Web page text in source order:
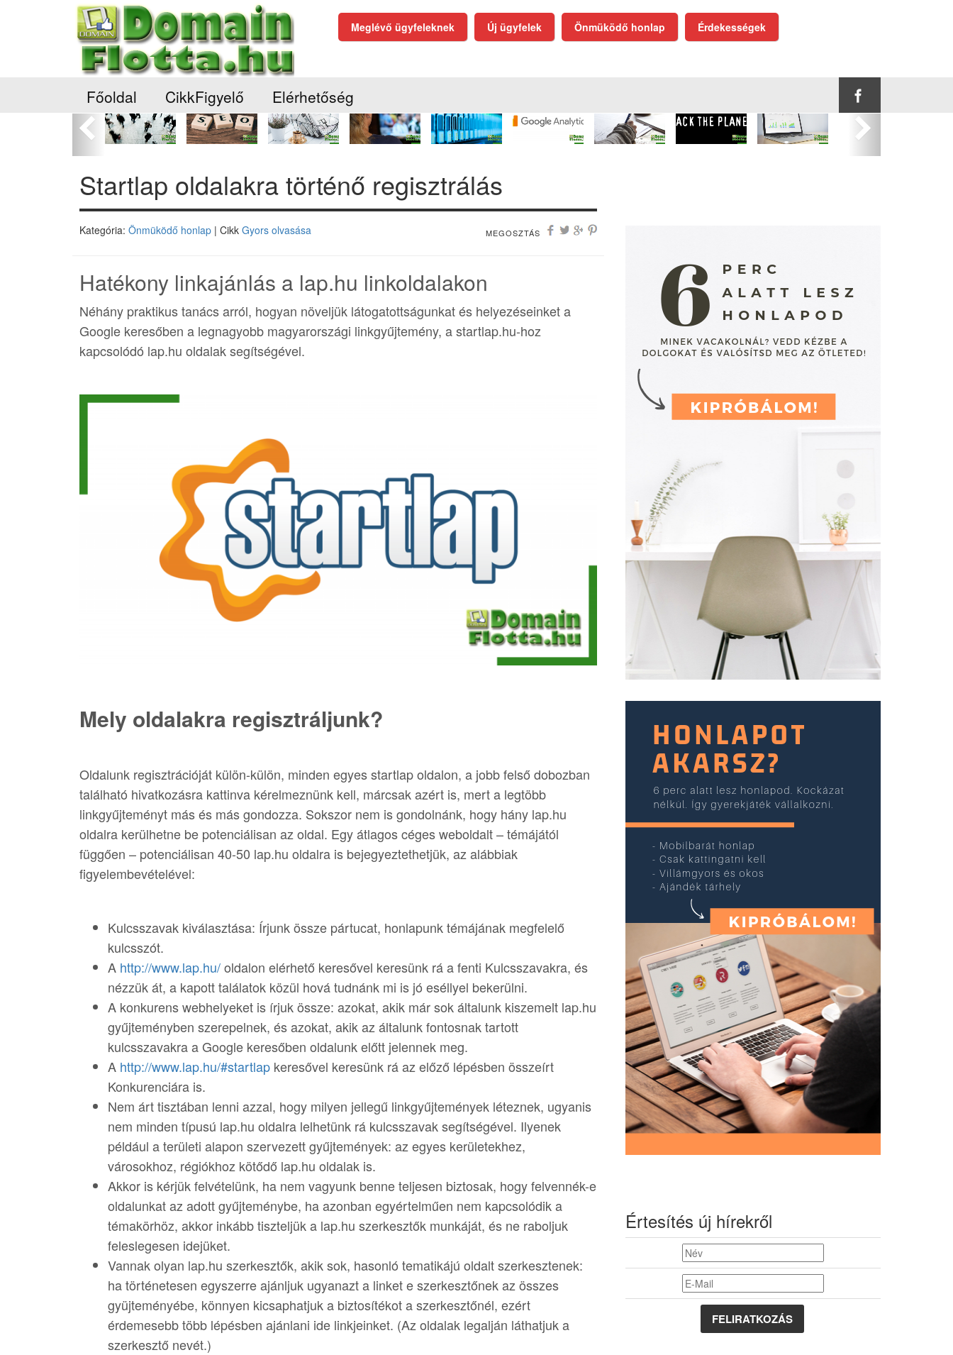
Meglévő ügyfeleknek Új ügyfelek Önmüködő honlap Érdekességek
Főoldal CikkFigyelő Elérhetőség
Előző Következő
Startlap oldalakra történő regisztrálás
Kategória: Önmüködő honlap | Cikk Gyors olvasása MEGOSZTÁS
Hatékony linkajánlás a lap.hu linkoldalakon
Néhány praktikus tanács arról, hogyan növeljük látogatottságunkat és helyezéseinket a
Google keresőben a legnagyobb magyarországi linkgyűjtemény, a startlap.hu-hoz
kapcsolódó lap.hu oldalak segítségével.
Mely oldalakra regisztráljunk?
Oldalunk regisztrációját külön-külön, minden egyes startlap oldalon, a jobb felső dobozban
található hivatkozásra kattinva kérelmeznünk kell, márcsak azért is, mert a legtöbb
linkgyűjteményt más és más gondozza. Sokszor nem is gondolnánk, hogy hány lap.hu
oldalra kerülhetne be potenciálisan az oldal. Egy átlagos céges weboldalt – témájától
függően – potenciálisan 40-50 lap.hu oldalra is bejegyeztethetjük, az alábbiak
figyelembevételével:
Kulcsszavak kiválasztása: Írjunk össze pártucat, honlapunk témájának megfelelő
kulcsszót.
A http://www.lap.hu/oldalon elérhető keresővel keresünk rá a fenti Kulcsszavakra, és
nézzük át, a kapott találatok közül hová tudnánk mi is jó eséllyel bekerülni.
A konkurens webhelyeket is írjuk össze: azokat, akik már sok általunk kiszemelt lap.hu
gyűjteményben szerepelnek, és azokat, akik az általunk fontosnak tartott
kulcsszavakra a Google keresőben oldalunk előtt jelennek meg.
A http://www.lap.hu/#startlap keresővel keresünk rá az előző lépésben összeírt
Konkurenciára is.
Nem árt tisztában lenni azzal, hogy milyen jellegű linkgyűjtemények léteznek, ugyanis
nem minden típusú lap.hu oldalra lelhetünk rá kulcsszavak segítségével. Ilyenek
például a területi alapon szervezett gyűjtemények: az egyes kerületekhez,
városokhoz, régiókhoz kötődő lap.hu oldalak is.
Akkor is kérjük felvételünk, ha nem vagyunk benne teljesen biztosak, hogy felvennék-e
oldalunkat az adott gyűjteménybe, ha azonban egyértelműen nem kapcsolódik a
témakörhöz, akkor inkább tiszteljük a lap.hu szerkesztők munkáját, és ne raboljuk
feleslegesen idejüket.
Vannak olyan lap.hu szerkesztők, akik sok, hasonló tematikájú oldalt szerkesztenek:
ha történetesen egyszerre ajánljuk ugyanazt a linket e szerkesztőnek az összes
gyüjteményébe, könnyen kicsaphatjuk a biztosítékot a szerkesztőnél, ezért
érdemesebb több lépésben ajánlani ide linkjeinket. (Az oldalak legalján láthatjuk a
szerkesztő nevét.)
Értesítés új hírekről
FELIRATKOZÁS